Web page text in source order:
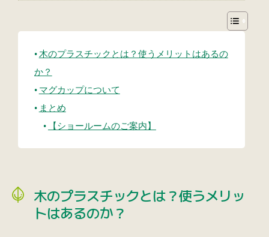
木のプラスチックとは？使うメリットはあるの
か？
マグカップについて
まとめ
【ショールームのご案内】
木のプラスチックとは？使うメリッ
トはあるのか？